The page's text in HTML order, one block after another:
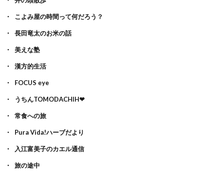
こよみ屋の時間って何だろう？
長田竜太のお米の話
美えな塾
漢方的生活
FOCUS eye
うちんTOMODACHIH❤
常食への旅
Pura Vida!ハーブだより
入江富美子のカエル通信
旅の途中